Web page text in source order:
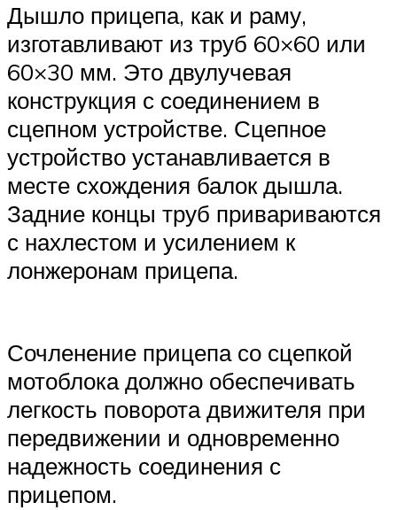
Дышло прицепа, как и раму,
изготавливают из труб 60×60 или
60×30 мм. Это двулучевая
конструкция с соединением в
сцепном устройстве. Сцепное
устройство устанавливается в
месте схождения балок дышла.
Задние концы труб привариваются
с нахлестом и усилением к
лонжеронам прицепа.
Сочленение прицепа со сцепкой
мотоблока должно обеспечивать
легкость поворота движителя при
передвижении и одновременно
надежность соединения с
прицепом.